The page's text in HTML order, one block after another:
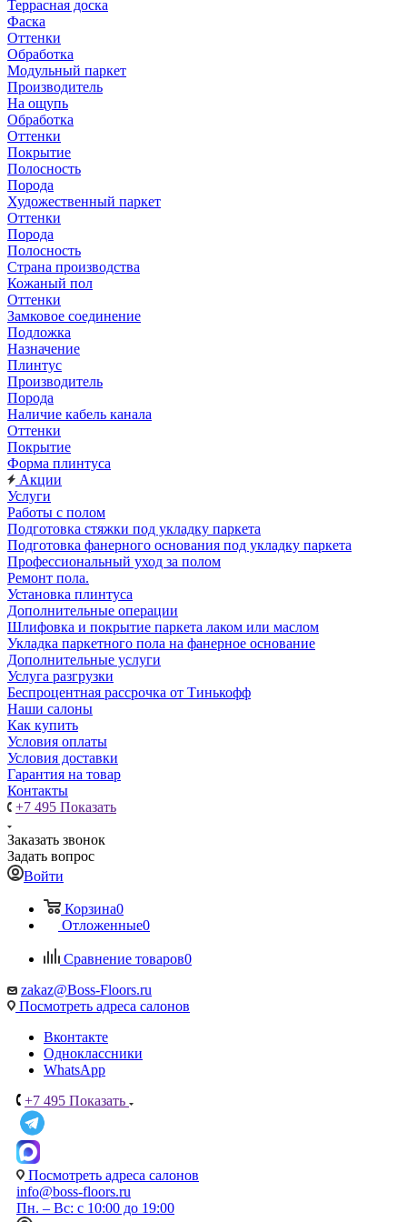
Террасная доска
Фаска
Оттенки
Обработка
Модульный паркет
Производитель
На ощупь
Обработка
Оттенки
Покрытие
Полосность
Порода
Художественный паркет
Оттенки
Порода
Полосность
Страна производства
Кожаный пол
Оттенки
Замковое соединение
Подложка
Назначение
Плинтус
Производитель
Порода
Наличие кабель канала
Оттенки
Покрытие
Форма плинтуса
Акции
Услуги
Работы с полом
Подготовка стяжки под укладку паркета
Подготовка фанерного основания под укладку паркета
Профессиональный уход за полом
Ремонт пола.
Установка плинтуса
Дополнительные операции
Шлифовка и покрытие паркета лаком или маслом
Укладка паркетного пола на фанерное основание
Дополнительные услуги
Услуга разгрузки
Беспроцентная рассрочка от Тинькофф
Наши салоны
Как купить
Условия оплаты
Условия доставки
Гарантия на товар
Контакты
+7 495 Показать
Заказать звонок
Задать вопрос
Войти
Корзина0
Отложенные0
Сравнение товаров0
zakaz@Boss-Floors.ru
Посмотреть адреса салонов
Вконтакте
Одноклассники
WhatsApp
+7 495 Показать
Посмотреть адреса салонов
info@boss-floors.ru
Пн. – Вс: с 10:00 до 19:00